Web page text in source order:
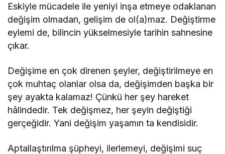
Eskiyle mücadele ile yeniyi inşa etmeye odaklanan
değişim olmadan, gelişim de ol(a)maz. Değiştirme
eylemi de, bilincin yükselmesiyle tarihin sahnesine
çıkar.
Değişime en çok direnen şeyler, değiştirilmeye en
çok muhtaç olanlar olsa da, değişimden başka bir
şey ayakta kalamaz! Çünkü her şey hareket
hâlindedir. Tek değişmez, her şeyin değiştiği
gerçeğidir. Yani değişim yaşamın ta kendisidir.
Aptallaştırılma şüpheyi, ilerlemeyi, değişimi suç